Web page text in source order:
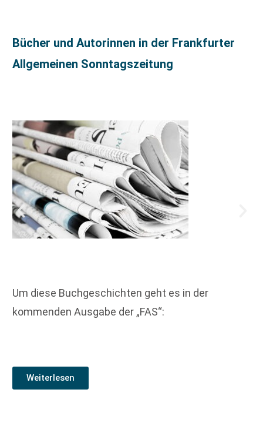
Bücher und Autorinnen in der Frankfurter
Allgemeinen Sonntagszeitung
Um diese Buchgeschichten geht es in der
kommenden Ausgabe der „FAS“:
Weiterlesen